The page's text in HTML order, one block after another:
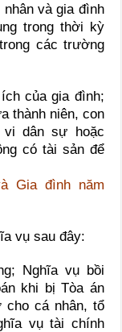
và gia đình
trong thời kỳ
các trường
của gia đình;
thành niên, con
vi dân sự hoặc
có tài sản để
Gia đình năm
vụ sau đây:
Nghĩa vụ bồi
khi bị Tòa án
cá nhân, tổ
vụ tài chính